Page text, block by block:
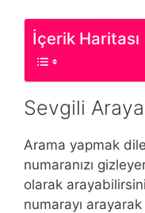
İçerik Haritası
Sevgili
Arama yapmak
numaranızı
olarak
numarayı